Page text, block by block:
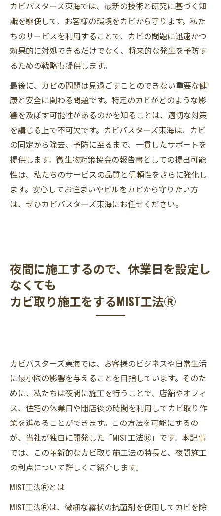
カビバスターズ東海では、最新の技術と研究に基づく知
識を駆使して、お客様の環境をカビから守ります。私た
ちのサービスを利用することで、カビの問題に迅速かつ
効果的に対処できるだけでなく、将来的な発生を予防す
るための戦略も提供します。
最後に、カビの問題は見過ごすことのできない重要な健
康と安全に関わる問題です。特定のカビがどのような影
響を及ぼす可能性があるのかを知ることは、適切な対策
を講じる上で不可欠です。カビバスターズ東海は、カビ
の同定から除去、予防に至るまで、一貫したサポートを
提供します。微生物対策協会の報告書としての提出可能
性は、私たちのサービスの品質と信頼性をさらに強化し
ます。安心してお住まいやビルをカビから守りたい方
は、ぜひカビバスターズ東海にお任せください。
夜間に施工するので、休業日を設定し
なくても
カビ取り施工をするMIST工法Ⓡ
カビバスターズ東海では、お客様のビジネスや日常生活
に最小限の影響を与えることを目指しています。そのた
めに、私たちは夜間に施工を行うことで、店舗やオフィ
ス、住宅の休業日や閉店後の時間を利用してカビ取り作
業を進めることができます。この方法を可能にするの
が、当社が独自に開発した「MIST工法Ⓡ」です。本記事
では、この革新的なカビ取り施工法の特長と、夜間施工
の利点について詳しくご紹介します。
MIST工法Ⓡとは
MIST工法Ⓡは、微細な霧状の抗菌剤を使用してカビを除